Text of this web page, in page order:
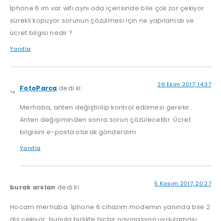
İphone 6 ım var wifi aynı oda içerisinde bile çok zor çekiyor
sürekli kopuyor sorunun çözülmesi için ne yapılamalı ve
ücret bilgisi nedir ?
Yanıtla
FotoParca dedi ki: 26 Ekim 2017, 14:37
Merhaba, anten değiştirilip kontrol edilmesi gerekir.
Anten değişiminden sonra sorun çözülecektir. Ücret
bilgisini e-posta olarak gönderdim.
Yanıtla
burak arslan dedi ki: 5 Kasım 2017, 20:27
Hocam merhaba. İphone 6 cihazım modemin yanında bile 2
diş çekiyor. bunula birlikte hiçbir navigasyon uygulaması